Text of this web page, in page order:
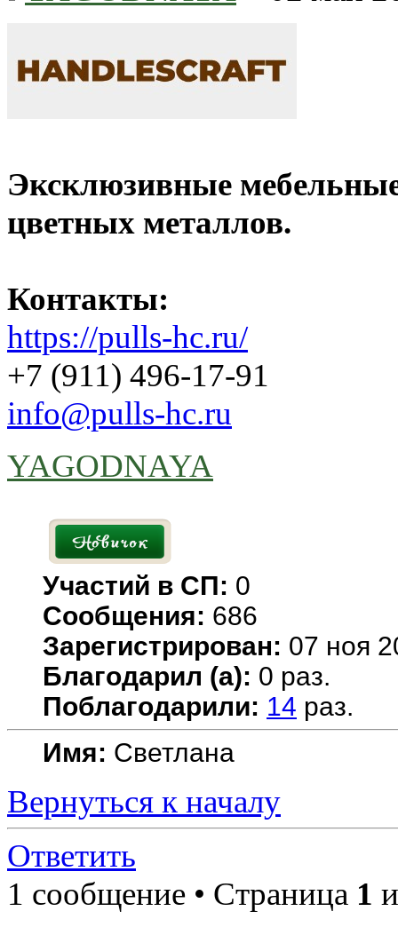
Эксклюзивные
цветных металлов.
Контакты:
https://pulls-hc.ru/
+7 (911) 496-17-91
info@pulls-hc.ru
YAGODNAYA
Участий в СП: 0
Сообщения: 686
Зарегистрирован: 07 ноя
Благодарил (а): 0 раз.
Поблагодарили: 14 раз.
Имя: Светлана
Вернуться к началу
Ответить
1 сообщение • Страница 1